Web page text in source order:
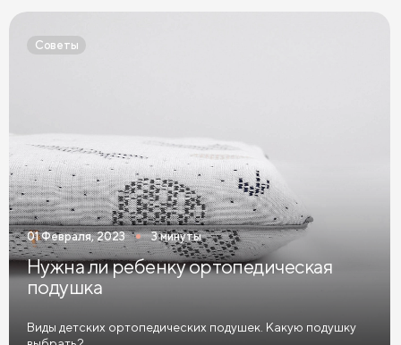
Советы
01 Февраля, 2023 3 минуты
Нужна ли ребенку ортопедическая
подушка
Виды детских ортопедических подушек. Какую подушку